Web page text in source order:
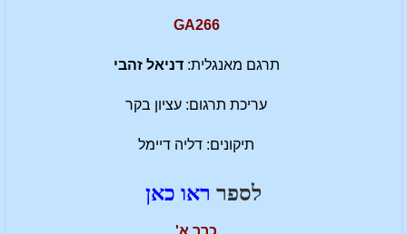
GA266
תרגם מאנגלית:דניאל זהבי
עריכת תרגום: עציון בקר
תיקונים: דליה דיימל
לספר ראו כאן
כרך א'